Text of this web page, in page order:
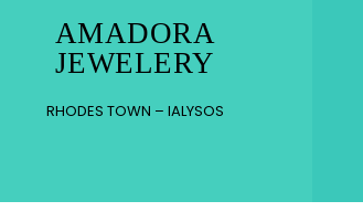
AMADORA
JEWELERY
RHODES TOWN – IALYSOS